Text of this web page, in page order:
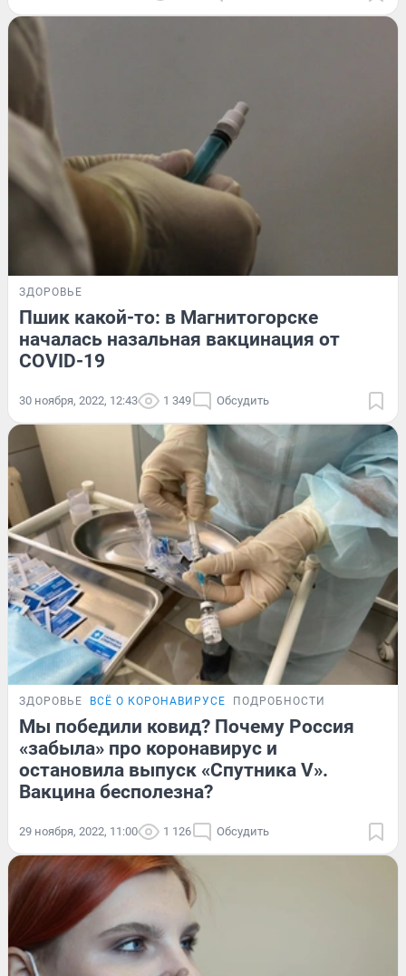
ЗДОРОВЬЕ
Пшик какой-то: в Магнитогорске
началась назальная вакцинация от
COVID-19
30 ноября, 2022, 12:43 1 349 Обсудить
ЗДОРОВЬЕ ВСЁ О КОРОНАВИРУСЕ ПОДРОБНОСТИ
Мы победили ковид? Почему Россия
«забыла» про коронавирус и
остановила выпуск «Спутника V».
Вакцина бесполезна?
29 ноября, 2022, 11:00 1 126 Обсудить